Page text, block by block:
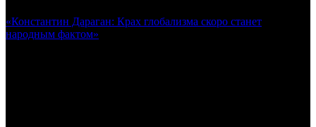
«Константин Дараган: Крах глобализма скоро станет
народным фактом»